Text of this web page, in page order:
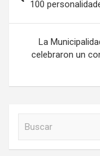
entradas
100
La
celebraron un